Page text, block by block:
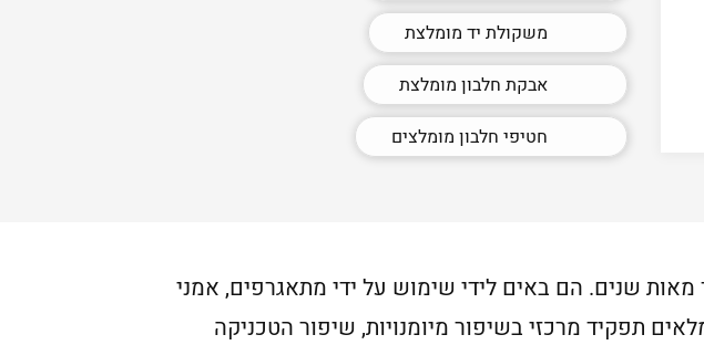
משקולת יד מומלצת
אבקת חלבון מומלצת
חטיפי חלבון מומלצים
שנים. הם באים לידי שימוש על ידי מתאגרפים, אמני
תפקיד מרכזי בשיפור מיומנויות, שיפור הטכניקה